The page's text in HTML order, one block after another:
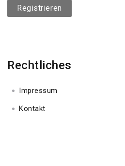
Rechtliches
Impressum
Kontakt